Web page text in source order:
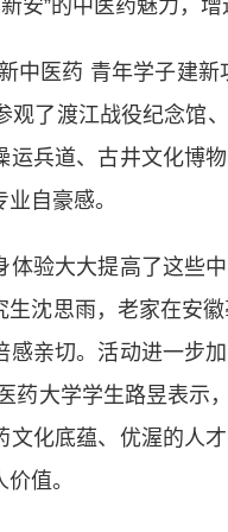
安”的中医药魅力，
医药 青年学子建新
观了渡江战役纪念馆
运兵道、古井文化博
自豪感。
大大提高了这些中
生沈思雨，老家在安
感亲切。活动进一步
药大学学生路昱表示
文化底蕴、优渥的人
值。